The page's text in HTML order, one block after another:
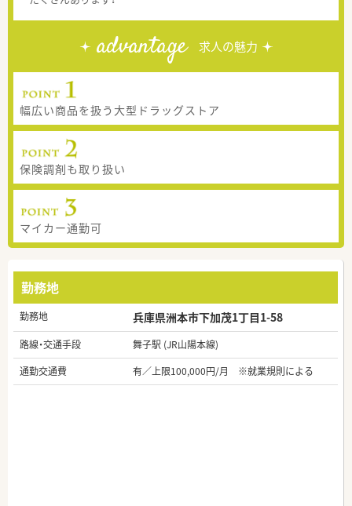
advantage 求人の魅力
幅広い商品を扱う大型ドラッグストア
保険調剤も取り扱い
マイカー通勤可
勤務地
勤務地 兵庫県洲本市下加茂1丁目1-58
路線・交通手段
舞子駅 (JR山陽本線)
通勤交通費
有／上限100,000円/月 ※就業規則による